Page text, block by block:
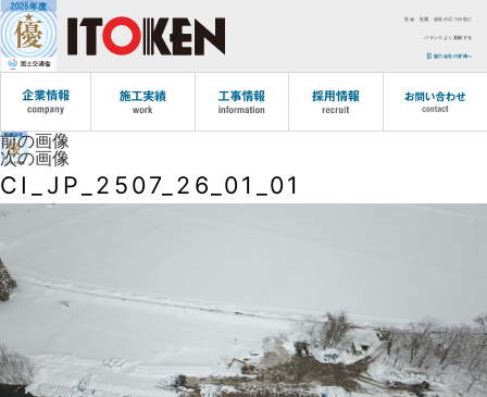
社会、社員、会社の三つの社に
バランスよく貢献する
協力会社の皆様へ
前の画像
次の画像
CI_JP_2507_26_01_01